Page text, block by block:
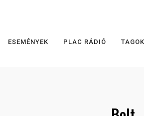
ESEMÉNYEK PLAC RÁDIÓ TAGOK